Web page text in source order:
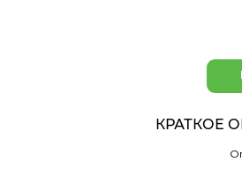
КРАТКОЕ